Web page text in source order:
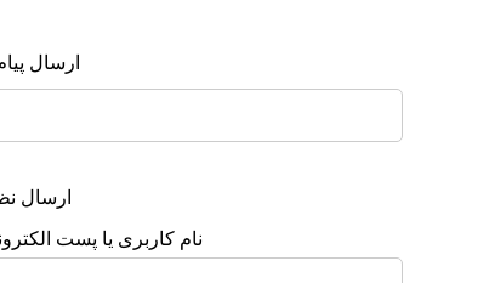
ارسال
ارسال
نام کاربری یا پست